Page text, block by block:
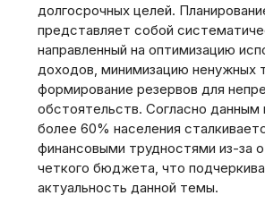
долгосрочных целей.
представляет собой
направленный на оптимизацию
доходов‚ минимизацию ненужных
формирование резервов для
обстоятельств. Согласно данным
более 60% населения
финансовыми трудностями из-за
четкого бюджета‚ что
актуальность данной темы.